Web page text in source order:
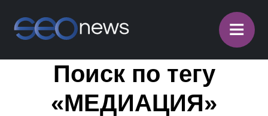
≡
Поиск по тегу
«МЕДИАЦИЯ»